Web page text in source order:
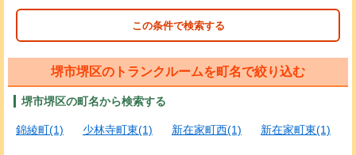
この条件で検索する
堺市堺区のトランクルームを町名で絞り込む
堺市堺区の町名から検索する
錦綾町(1) 少林寺町東(1) 新在家町西(1) 新在家町東(1)